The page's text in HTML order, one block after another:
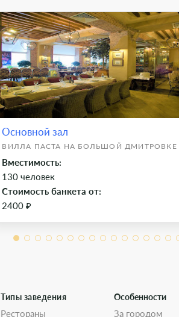
Основной зал
ВИЛЛА ПАСТА НА БОЛЬШОЙ ДМИТРОВКЕ
Вместимость:
130 человек
Стоимость банкета от:
2400 ₽
Типы заведения
Рестораны
Особенности
За городом